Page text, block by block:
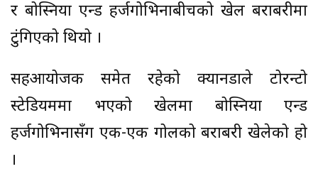
र बोस्निया एन्ड हर्जगोभिनाबीचको खेल बराबरीमा
टुंगिएको थियो ।
सहआयोजक समेत रहेको क्यानडाले टोरन्टो
स्टेडियममा भएको खेलमा बोस्निया एन्ड
हर्जगोभिनासँग एक-एक गोलको बराबरी खेलेको हो
।